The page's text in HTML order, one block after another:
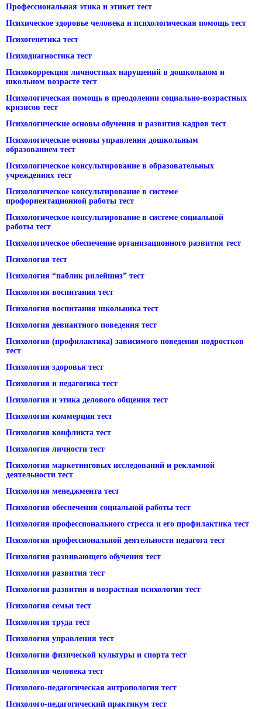
Профессиональная этика и этикет тест
Психическое здоровье человека и психологическая помощь тест
Психогенетика тест
Психодиагностика тест
Психокоррекция личностных нарушений в дошкольном и
школьном возрасте тест
Психологическая помощь в преодолении социально-возрастных
кризисов тест
Психологические основы обучения и развития кадров тест
Психологические основы управления дошкольным
образованием тест
Психологическое консультирование в образовательных
учреждениях тест
Психологическое консультирование в системе
профориентационной работы тест
Психологическое консультирование в системе социальной
работы тест
Психологическое обеспечение организационного развития тест
Психология тест
Психология “паблик рилейшнз” тест
Психология воспитания тест
Психология воспитания школьника тест
Психология девиантного поведения тест
Психология (профилактика) зависимого поведения подростков
тест
Психология здоровья тест
Психология и педагогика тест
Психология и этика делового общения тест
Психология коммерции тест
Психология конфликта тест
Психология личности тест
Психология маркетинговых исследований и рекламной
деятельности тест
Психология менеджмента тест
Психология обеспечения социальной работы тест
Психология профессионального стресса и его профилактика тест
Психология профессиональной деятельности педагога тест
Психология развивающего обучения тест
Психология развития тест
Психология развития и возрастная психология тест
Психология семьи тест
Психология труда тест
Психология управления тест
Психология физической культуры и спорта тест
Психология человека тест
Психолого-педагогическая антропология тест
Психолого-педагогический практикум тест